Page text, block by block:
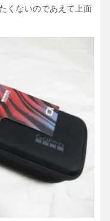
くないのであえて上面